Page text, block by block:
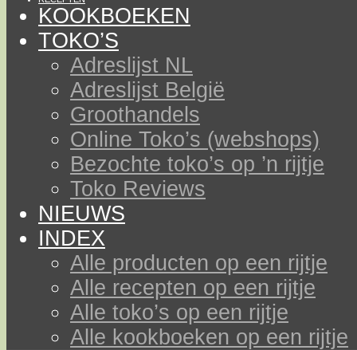
KOOKBOEKEN
TOKO’S
Adreslijst NL
Adreslijst België
Groothandels
Online Toko’s (webshops)
Bezochte toko’s op ’n rijtje
Toko Reviews
NIEUWS
INDEX
Alle producten op een rijtje
Alle recepten op een rijtje
Alle toko’s op een rijtje
Alle kookboeken op een rijtje